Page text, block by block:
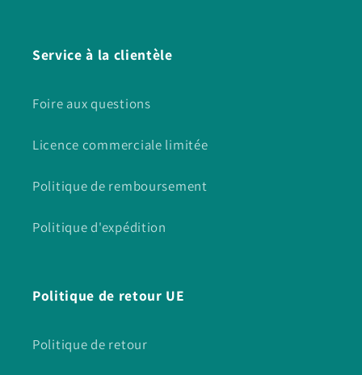
Service à la clientèle
Foire aux questions
Licence commerciale limitée
Politique de remboursement
Politique d'expédition
Politique de retour UE
Politique de retour